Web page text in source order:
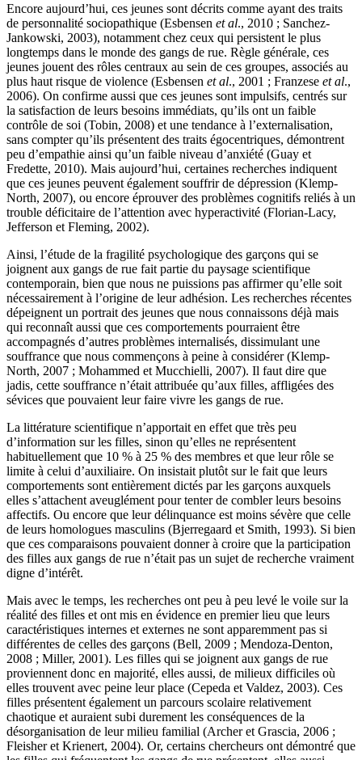
Encore aujourd’hui, ces jeunes sont décrits comme ayant des traits
de personnalité sociopathique (Esbensen et al., 2010 ; Sanchez-
Jankowski, 2003), notamment chez ceux qui persistent le plus
longtemps dans le monde des gangs de rue. Règle générale, ces
jeunes jouent des rôles centraux au sein de ces groupes, associés au
plus haut risque de violence (Esbensen et al., 2001 ; Franzese et al.,
2006). On confirme aussi que ces jeunes sont impulsifs, centrés sur
la satisfaction de leurs besoins immédiats, qu’ils ont un faible
contrôle de soi (Tobin, 2008) et une tendance à l’externalisation,
sans compter qu’ils présentent des traits égocentriques, démontrent
peu d’empathie ainsi qu’un faible niveau d’anxiété (Guay et
Fredette, 2010). Mais aujourd’hui, certaines recherches indiquent
que ces jeunes peuvent également souffrir de dépression (Klemp-
North, 2007), ou encore éprouver des problèmes cognitifs reliés à un
trouble déficitaire de l’attention avec hyperactivité (Florian-Lacy,
Jefferson et Fleming, 2002).
Ainsi, l’étude de la fragilité psychologique des garçons qui se
joignent aux gangs de rue fait partie du paysage scientifique
contemporain, bien que nous ne puissions pas affirmer qu’elle soit
nécessairement à l’origine de leur adhésion. Les recherches récentes
dépeignent un portrait des jeunes que nous connaissons déjà mais
qui reconnaît aussi que ces comportements pourraient être
accompagnés d’autres problèmes internalisés, dissimulant une
souffrance que nous commençons à peine à considérer (Klemp-
North, 2007 ; Mohammed et Mucchielli, 2007). Il faut dire que
jadis, cette souffrance n’était attribuée qu’aux filles, affligées des
sévices que pouvaient leur faire vivre les gangs de rue.
La littérature scientifique n’apportait en effet que très peu
d’information sur les filles, sinon qu’elles ne représentent
habituellement que 10 % à 25 % des membres et que leur rôle se
limite à celui d’auxiliaire. On insistait plutôt sur le fait que leurs
comportements sont entièrement dictés par les garçons auxquels
elles s’attachent aveuglément pour tenter de combler leurs besoins
affectifs. Ou encore que leur délinquance est moins sévère que celle
de leurs homologues masculins (Bjerregaard et Smith, 1993). Si bien
que ces comparaisons pouvaient donner à croire que la participation
des filles aux gangs de rue n’était pas un sujet de recherche vraiment
digne d’intérêt.
Mais avec le temps, les recherches ont peu à peu levé le voile sur la
réalité des filles et ont mis en évidence en premier lieu que leurs
caractéristiques internes et externes ne sont apparemment pas si
différentes de celles des garçons (Bell, 2009 ; Mendoza-Denton,
2008 ; Miller, 2001). Les filles qui se joignent aux gangs de rue
proviennent donc en majorité, elles aussi, de milieux difficiles où
elles trouvent avec peine leur place (Cepeda et Valdez, 2003). Ces
filles présentent également un parcours scolaire relativement
chaotique et auraient subi durement les conséquences de la
désorganisation de leur milieu familial (Archer et Grascia, 2006 ;
Fleisher et Krienert, 2004). Or, certains chercheurs ont démontré que